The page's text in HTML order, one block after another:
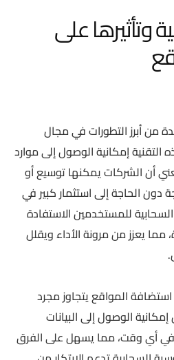
وتأثيرها على
من أبرز التطورات في مجال
إمكانية الوصول إلى موارد
أن الشركات يمكنها توسيع أو
الحاجة إلى استثمار كبير في
السحابية للمستخدمين الاستفادة
يعزز من مرونة الأداء ويقلل
استضافة المواقع يتجاوز مجرد
الوصول إلى البيانات
أي وقت، مما يسهل على الفرق